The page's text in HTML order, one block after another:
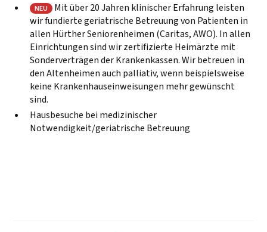
NEU
Mit über 20 Jahren klinischer Erfahrung leisten
wir fundierte geriatrische Betreuung von Patienten in
allen Hürther Seniorenheimen (Caritas, AWO). In allen
Einrichtungen sind wir zertifizierte Heimärzte mit
Sonderverträgen der Krankenkassen. Wir betreuen in
den Altenheimen auch palliativ, wenn beispielsweise
keine Krankenhauseinweisungen mehr gewünscht
sind.
Hausbesuche bei medizinischer
Notwendigkeit/geriatrische Betreuung